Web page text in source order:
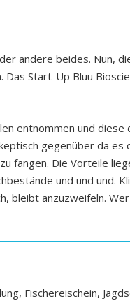
andere beides. Nun,
Start-Up Bluu
entnommen und
gegenüber da
fangen. Die Vorteile
und und und.
bleibt anzuzweifeln.
Fischereischein,